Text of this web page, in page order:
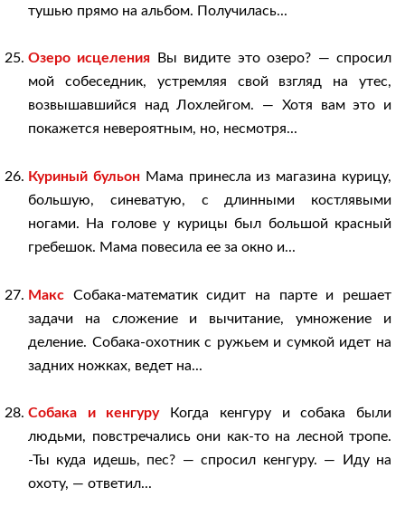
тушью прямо на альбом. По­лучилась...
Озеро исцеления Вы видите это озеро? — спросил
мой собеседник, устремляя свой взгляд на утес,
возвышавшийся над Лохлейгом. — Хотя вам это и
покажется невероятным, но, несмотря...
Куриный бульонМама принесла из магазина курицу,
большую, синеватую, с длинными костлявыми
ногами. На голове у курицы был большой красный
гребешок. Мама повесила ее за окно и...
Макс Собака-математик сидит на парте и решает
задачи на сложение и вычитание, умножение и
деление. Собака-охотник с ружьем и сумкой идет на
задних ножках, ведет на...
Собака и кенгуруКогда кенгуру и собака были
людьми, повстречались они как-то на лесной тропе.
-Ты куда идешь, пес? — спросил кенгуру. — Иду на
охоту, — ответил...